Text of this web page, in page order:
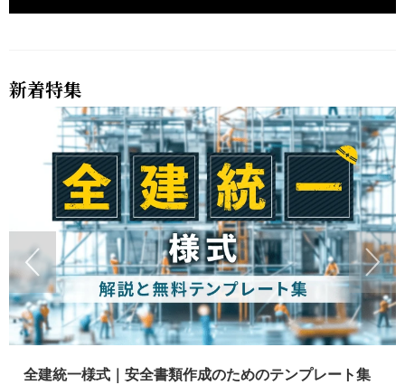
新着特集
全建統一様式｜安全書類作成のためのテンプレート集